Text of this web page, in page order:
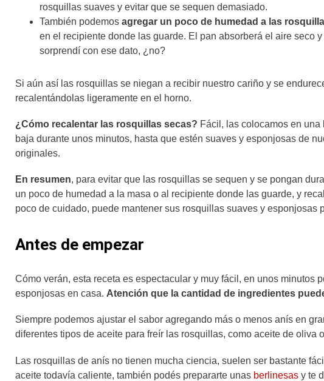
rosquillas suaves y evitar que se sequen demasiado.
También podemos agregar un poco de humedad a las
en el recipiente donde las guarde. El pan absorberá el aire seco
sorprendí con ese dato, ¿no?
Si aún así las rosquillas se niegan a recibir nuestro cariño y se
recalentándolas ligeramente en el horno.
¿Cómo recalentar las rosquillas secas? Fácil, las colocamos en
baja durante unos minutos, hasta que estén suaves y esponjosas de
originales.
En resumen, para evitar que las rosquillas se sequen y se pongan
un poco de humedad a la masa o al recipiente donde las guarde, y
poco de cuidado, puede mantener sus rosquillas suaves y esponjosas
Antes de empezar
Cómo verán, esta receta es espectacular y muy fácil, en unos minutos
esponjosas en casa. Atención que la cantidad de ingredientes
Siempre podemos ajustar el sabor agregando más o menos anís en
diferentes tipos de aceite para freír las rosquillas, como aceite de oliva
Las rosquillas de anís no tienen mucha ciencia, suelen ser bastante
aceite todavía caliente, también podés prepararte unas berlinesas y te